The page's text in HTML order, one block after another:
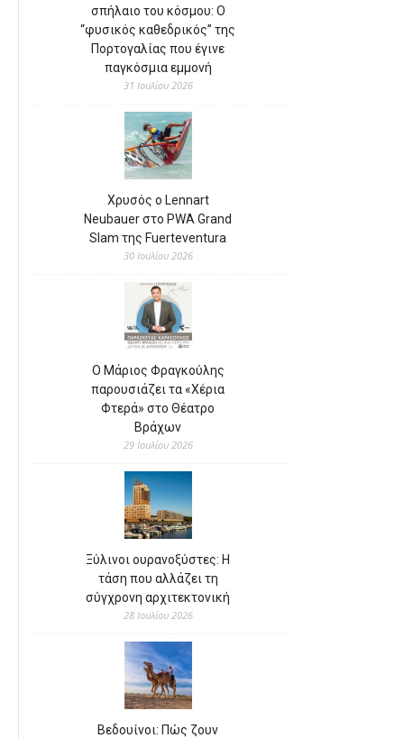
σπήλαιο του κόσμου: Ο
“φυσικός καθεδρικός” της
Πορτογαλίας που έγινε
παγκόσμια εμμονή
31 Ιουλίου 2026
Χρυσός ο Lennart
Neubauer στο PWA Grand
Slam της Fuerteventura
30 Ιουλίου 2026
Ο Μάριος Φραγκούλης
παρουσιάζει τα «Χέρια
Φτερά» στο Θέατρο
Βράχων
29 Ιουλίου 2026
Ξύλινοι ουρανοξύστες: Η
τάση που αλλάζει τη
σύγχρονη αρχιτεκτονική
28 Ιουλίου 2026
Βεδουίνοι: Πώς ζουν